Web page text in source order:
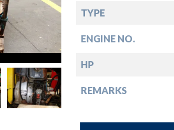
TYPE
ENGINE NO.
HP
REMARKS